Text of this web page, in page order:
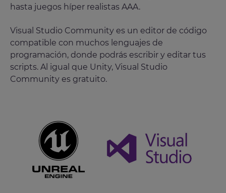
hasta juegos híper realistas AAA.
Visual Studio Community es un editor de código
compatible con muchos lenguajes de
programación, donde podrás escribir y editar tus
scripts. Al igual que Unity, Visual Studio
Community es gratuito.